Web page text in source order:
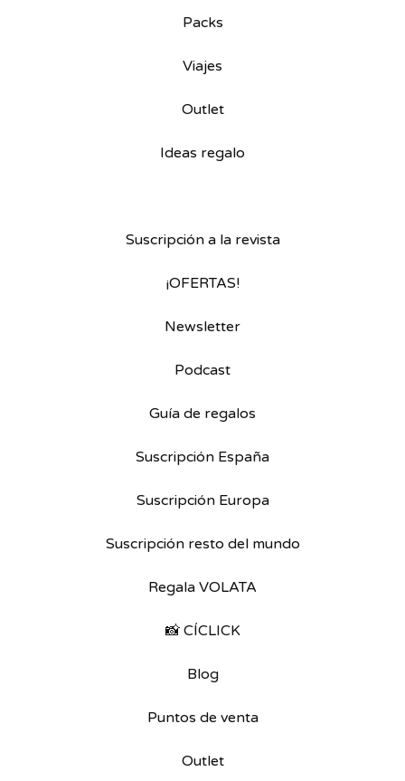
Packs
Viajes
Outlet
Ideas regalo
Suscripción a la revista
¡OFERTAS!
Newsletter
Podcast
Guía de regalos
Suscripción España
Suscripción Europa
Suscripción resto del mundo
Regala VOLATA
📸 CÍCLICK
Blog
Puntos de venta
Outlet